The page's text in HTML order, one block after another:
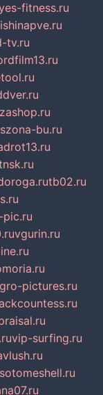
fitness.ru
tv.ru
bu.ru
tb02.ru
vgurin.ru
pictures.ru
vip-surfing.ru